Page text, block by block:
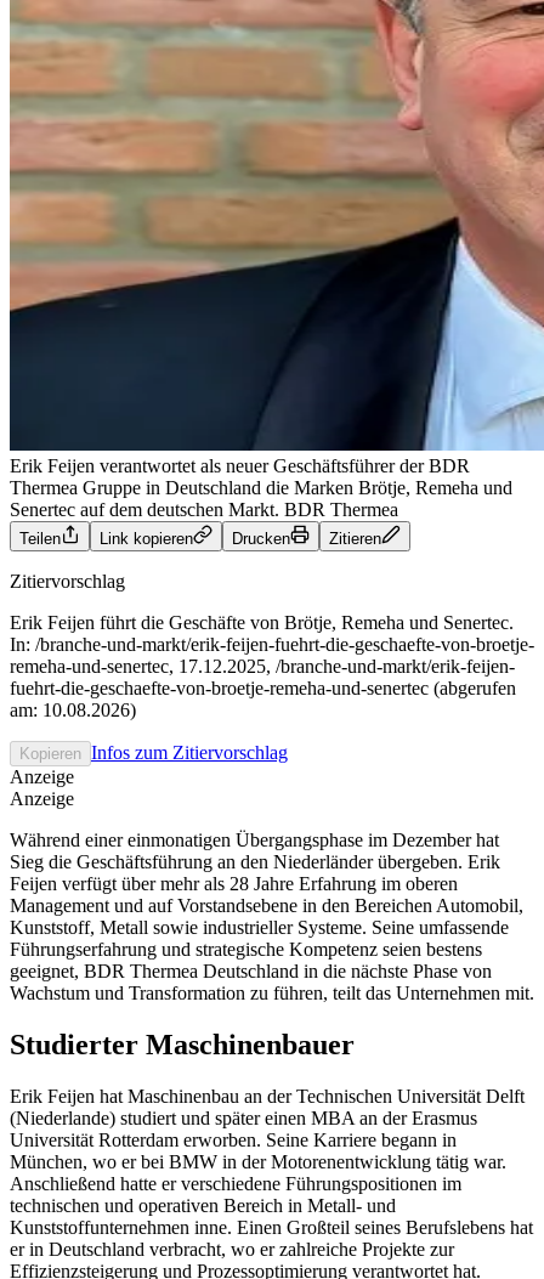
Erik Feijen verantwortet als neuer Geschäftsführer der BDR
Thermea Gruppe in Deutschland die Marken Brötje, Remeha und
Senertec auf dem deutschen Markt. BDR Thermea
Teilen Link kopieren Drucken Zitieren
Zitiervorschlag
Erik Feijen führt die Geschäfte von Brötje, Remeha und Senertec.
In: /branche-und-markt/erik-feijen-fuehrt-die-geschaefte-von-broetje-
remeha-und-senertec, 17.12.2025, /branche-und-markt/erik-feijen-
fuehrt-die-geschaefte-von-broetje-remeha-und-senertec (abgerufen
am: 10.08.2026)
Kopieren Infos zum Zitiervorschlag
Anzeige
Anzeige
Während einer einmonatigen Übergangsphase im Dezember hat
Sieg die Geschäftsführung an den Niederländer übergeben. Erik
Feijen verfügt über mehr als 28 Jahre Erfahrung im oberen
Management und auf Vorstandsebene in den Bereichen Automobil,
Kunststoff, Metall sowie industriellerSysteme. Seine umfassende
Führungserfahrung und strategische Kompetenz seien bestens
geeignet, BDR Thermea Deutschland in die nächste Phase von
Wachstum und Transformation zu führen, teilt das Unternehmen mit.
Studierter Maschinenbauer
Erik Feijen hat Maschinenbau an der Technischen Universität Delft
(Niederlande) studiert und später einen MBA an der Erasmus
Universität Rotterdam erworben. Seine Karriere begann in
München, wo er bei BMW in der Motorenentwicklung tätig war.
Anschließend hatte er verschiedene Führungspositionen im
technischen und operativen Bereich in Metall- und
Kunststoffunternehmen inne. Einen Großteil seines Berufslebens hat
er in Deutschland verbracht, wo er zahlreiche Projekte zur
Effizienzsteigerung und Prozessoptimierung verantwortet hat.